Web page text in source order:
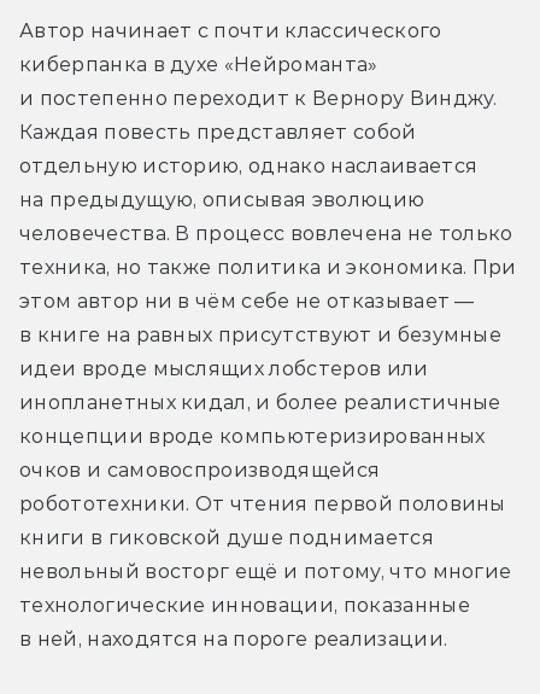
Автор начинает с почти классического
киберпанка в духе «Нейроманта»
и постепенно переходит к Вернору Винджу.
Каждая повесть представляет собой
отдельную историю, однако наслаивается
на предыдущую, описывая эволюцию
человечества. В процесс вовлечена не только
техника, но также политика и экономика. При
этом автор ни в чём себе не отказывает —
в книге на равных присутствуют и безумные
идеи вроде мыслящих лобстеров или
инопланетных кидал, и более реалистичные
концепции вроде компьютеризированных
очков и самовоспроизводящейся
робототехники. От чтения первой половины
книги в гиковской душе поднимается
невольный восторг ещё и потому, что многие
технологические инновации, показанные
в ней, находятся на пороге реализации.